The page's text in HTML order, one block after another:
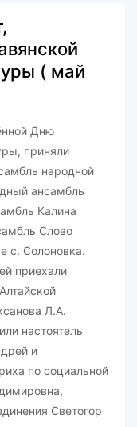
( май
Дню
приняли
народной
ансамбль
Калина
Слово
с. Солоновка.
приехали
Л.А.
настоятель
и
по социальной
Светогор